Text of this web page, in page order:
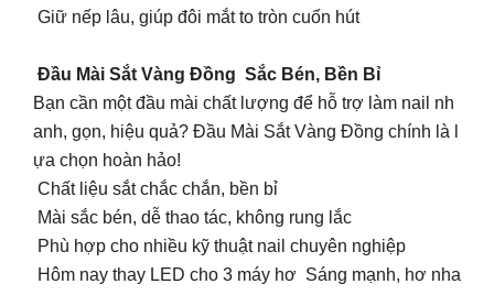
Giữ nếp lâu, giúp đôi mắt to tròn cuốn hút
Đầu Mài Sắt Vàng Đồng Sắc Bén, Bền Bỉ
Bạn cần một đầu mài chất lượng để hỗ trợ làm nail nh
anh, gọn, hiệu quả? Đầu Mài Sắt Vàng Đồng chính là l
ựa chọn hoàn hảo!
Chất liệu sắt chắc chắn, bền bỉ
Mài sắc bén, dễ thao tác, không rung lắc
Phù hợp cho nhiều kỹ thuật nail chuyên nghiệp
Hôm nay thay LED cho 3 máy hơ Sáng mạnh, hơ nha